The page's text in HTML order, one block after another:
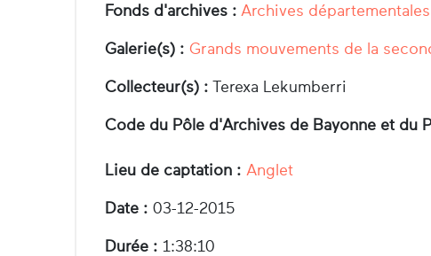
Fonds d'archives : Archives
Galerie(s) : Grands mouvements de la
Collecteur(s) : Terexa Lekumberri
Code du Pôle d'Archives de Bayonne et du
Lieu de captation : Anglet
Date : 03-12-2015
Durée : 1:38:10